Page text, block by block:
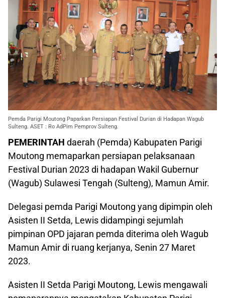
Pemda Parigi Moutong Paparkan Persiapan Festival Durian di Hadapan Wagub
Sulteng. ASET : Ro AdPim Pemprov Sulteng.
PEMERINTAH daerah (Pemda) Kabupaten Parigi
Moutong memaparkan persiapan pelaksanaan
Festival Durian 2023 di hadapan Wakil Gubernur
(Wagub) Sulawesi Tengah (Sulteng), Mamun Amir.
Delegasi pemda Parigi Moutong yang dipimpin oleh
Asisten II Setda, Lewis didampingi sejumlah
pimpinan OPD jajaran pemda diterima oleh Wagub
Mamun Amir di ruang kerjanya, Senin 27 Maret
2023.
Asisten II Setda Parigi Moutong, Lewis mengawali